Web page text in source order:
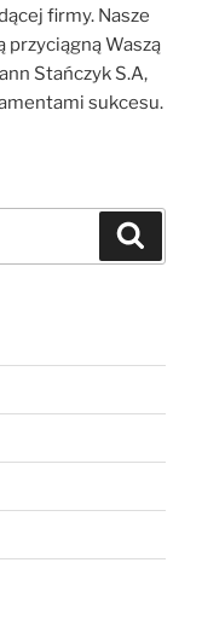
firmy. Nasze
przyciągną Waszą
Stańczyk S.A,
sukcesu.